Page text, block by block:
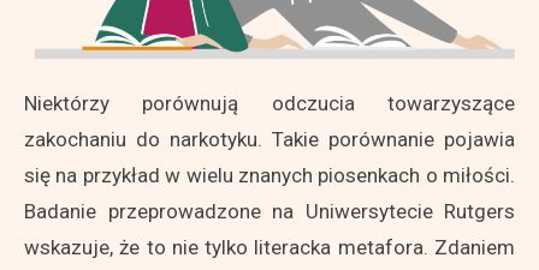
Niektórzy porównują odczucia towarzyszące
zakochaniu do narkotyku. Takie porównanie pojawia
się na przykład w wielu znanych piosenkach o miłości.
Badanie przeprowadzone na Uniwersytecie Rutgers
wskazuje, że to nie tylko literacka metafora. Zdaniem